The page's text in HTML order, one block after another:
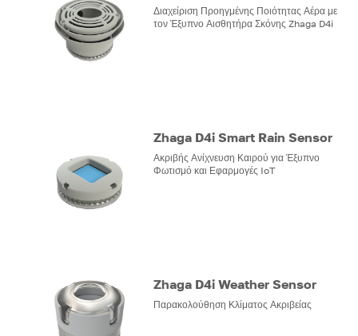
Διαχείριση Προηγμένης Ποιότητας Αέρα με
τον Έξυπνο Αισθητήρα Σκόνης Zhaga D4i
Zhaga D4i Smart Rain Sensor
Ακριβής Ανίχνευση Καιρού για Έξυπνο
Φωτισμό και Εφαρμογές IoT
Zhaga D4i Weather Sensor
Παρακολούθηση Κλίματος Ακριβείας